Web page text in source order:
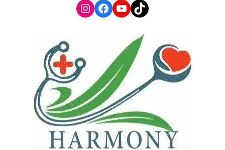
Instagram
Facebook
YouTube
TikTok